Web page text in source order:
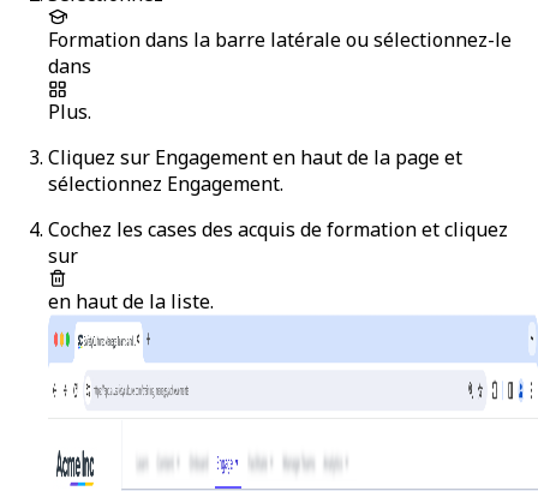
Formationdans la barre latérale ou sélectionnez-le
dans
Plus.
Cliquez sur Engagementen haut de la page et
sélectionnez Engagement.
Cochez les cases des acquis de formation et cliquez
sur
en haut de la liste.